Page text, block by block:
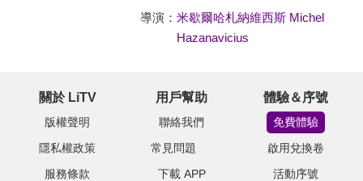
導演： 米歇爾哈札納維西斯 Michel
Hazanavicius
關於 LiTV
版權聲明
隱私權政策
服務條款
用戶幫助
聯絡我們
常見問題
下載 APP
體驗＆序號
免費體驗
啟用兌換卷
活動序號